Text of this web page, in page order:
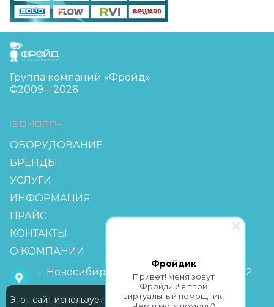
Фройдик
Привет! меня зовут
Фройдик! я твой
виртуальный помощник!
FreudGroup
Группа компаний «Фройд»
©2009—2026
ISOMORPH
ОБОРУДОВАНИЕ
БРЕНДЫ
УСЛУГИ
ИНФОРМАЦИЯ
ПРАЙС
КОНТАКТЫ
О КОМПАНИИ
г. Новосибирск, мкр Горский 63, офис 2-2
+7 (383) 349-55-88
Этот сайт использует Cookie